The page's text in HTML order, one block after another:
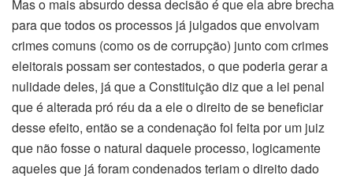
Mas o mais absurdo dessa decisão é que ela abre brecha
para que todos os processos já julgados que envolvam
crimes comuns (como os de corrupção) junto com crimes
eleitorais possam ser contestados, o que poderia gerar a
nulidade deles, já que a Constituição diz que a lei penal
que é alterada pró réu da a ele o direito de se beneficiar
desse efeito, então se a condenação foi feita por um juiz
que não fosse o natural daquele processo, logicamente
aqueles que já foram condenados teriam o direito dado